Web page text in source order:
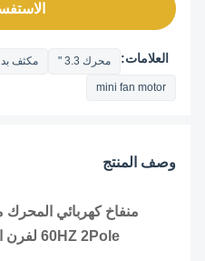
الاستفسار
العلامات: محرك 3.3 " مكثف بدء
mini fan motor
وصف المنتج
منفاخ كهربائي المحرك
60HZ 2Pole لفرن الغاز وغيرها من